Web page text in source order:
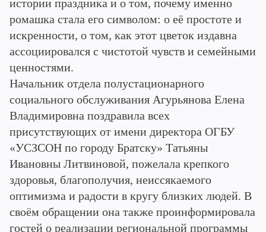
истории праздника и о том, почему именно
ромашка стала его символом: о её простоте и
искренности, о том, как этот цветок издавна
ассоциировался с чистотой чувств и семейными
ценностями.
Начальник отдела полустационарного
социального обслуживания Агурьянова Елена
Владимировна поздравила всех
присутствующих от имени директора ОГБУ
«УСЗСОН по городу Братску» Татьяны
Ивановны Литвиновой, пожелала крепкого
здоровья, благополучия, неиссякаемого
оптимизма и радости в кругу близких людей. В
своём обращении она также проинформировала
гостей о реализации региональной программы